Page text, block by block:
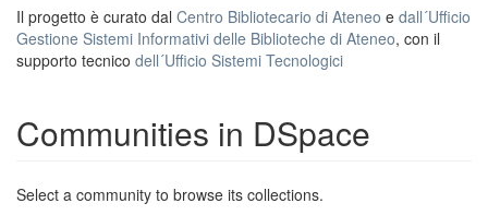
Il progetto è curato dal Centro Bibliotecario di Ateneo e dall´Ufficio
Gestione Sistemi Informativi delle Biblioteche di Ateneo, con il
supporto tecnico dell´Ufficio Sistemi Tecnologici
Communities in DSpace
Select a community to browse its collections.